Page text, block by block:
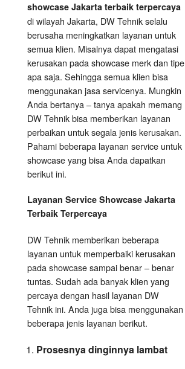
showcase Jakarta terbaik terpercaya
di wilayah Jakarta, DW Tehnik selalu
berusaha meningkatkan layanan untuk
semua klien. Misalnya dapat mengatasi
kerusakan pada showcase merk dan tipe
apa saja. Sehingga semua klien bisa
menggunakan jasa servicenya. Mungkin
Anda bertanya – tanya apakah memang
DW Tehnik bisa memberikan layanan
perbaikan untuk segala jenis kerusakan.
Pahami beberapa layanan service untuk
showcase yang bisa Anda dapatkan
berikut ini.
Layanan Service Showcase Jakarta
Terbaik Terpercaya
DW Tehnik memberikan beberapa
layanan untuk memperbaiki kerusakan
pada showcase sampai benar – benar
tuntas. Sudah ada banyak klien yang
percaya dengan hasil layanan DW
Tehnik ini. Anda juga bisa menggunakan
beberapa jenis layanan berikut.
Prosesnya dinginnya lambat